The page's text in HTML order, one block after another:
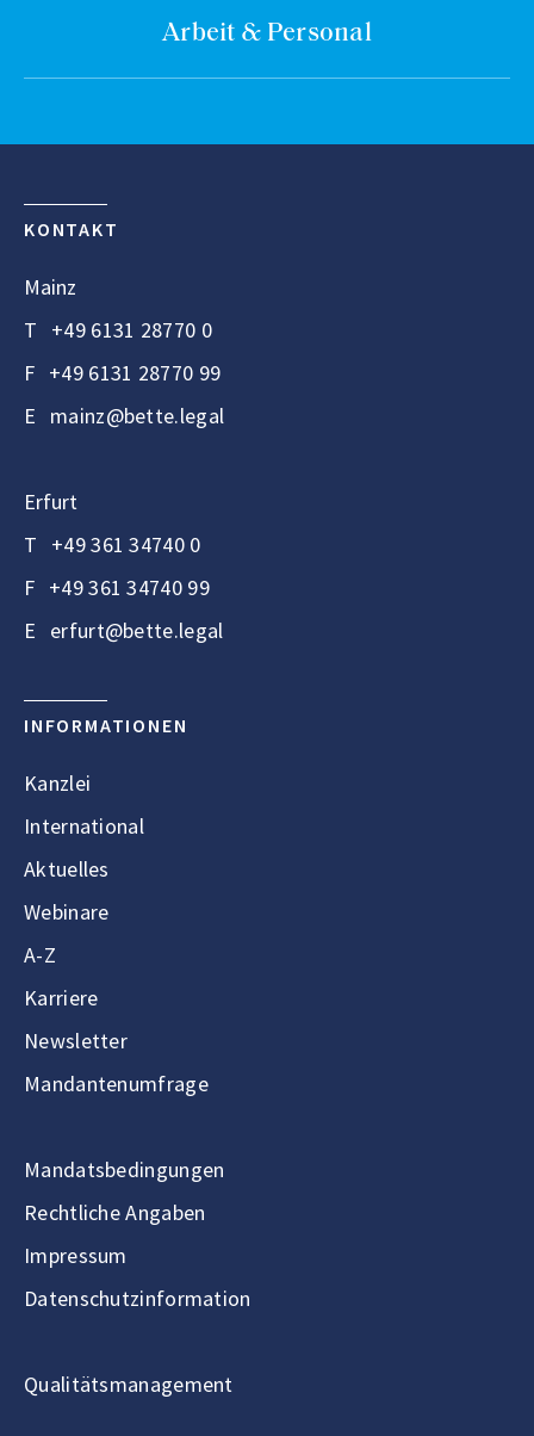
Arbeit & Personal
KONTAKT
Mainz
T +49 6131 28770 0
F +49 6131 28770 99
E mainz@bette.legal
Erfurt
T +49 361 34740 0
F +49 361 34740 99
E erfurt@bette.legal
INFORMATIONEN
Kanzlei
International
Aktuelles
Webinare
A-Z
Karriere
Newsletter
Mandantenumfrage
Mandatsbedingungen
Rechtliche Angaben
Impressum
Datenschutzinformation
Qualitätsmanagement